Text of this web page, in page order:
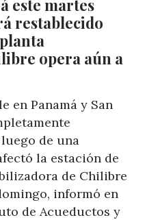
este martes
restablecido
opera aún a
en Panamá y San
de una
la estación de
de Chilibre
informó en
de Acueductos y